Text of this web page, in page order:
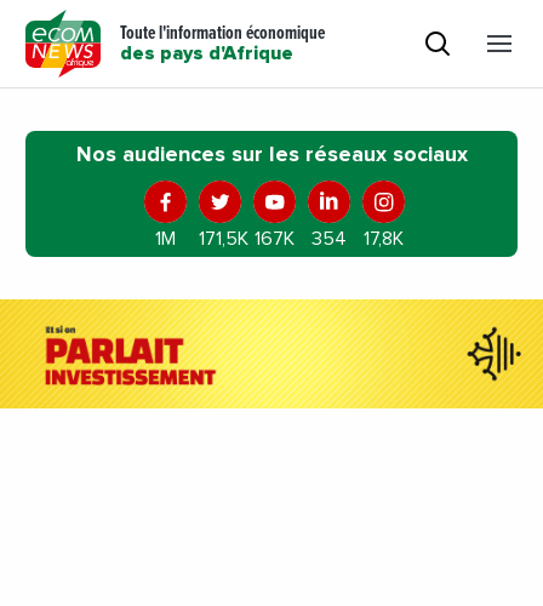
Toute l'information économique
des pays d'Afrique
Nos audiences sur les réseaux sociaux
1M 171,5K 167K 354 17,8K